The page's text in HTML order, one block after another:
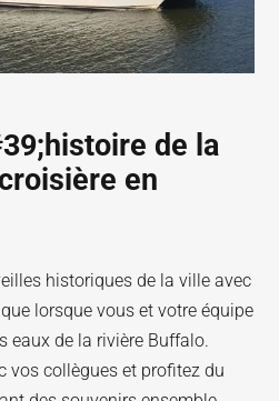
de la
en
historiques de la ville avec
lorsque vous et votre équipe
eaux de la rivière Buffalo.
vos collègues et profitez du